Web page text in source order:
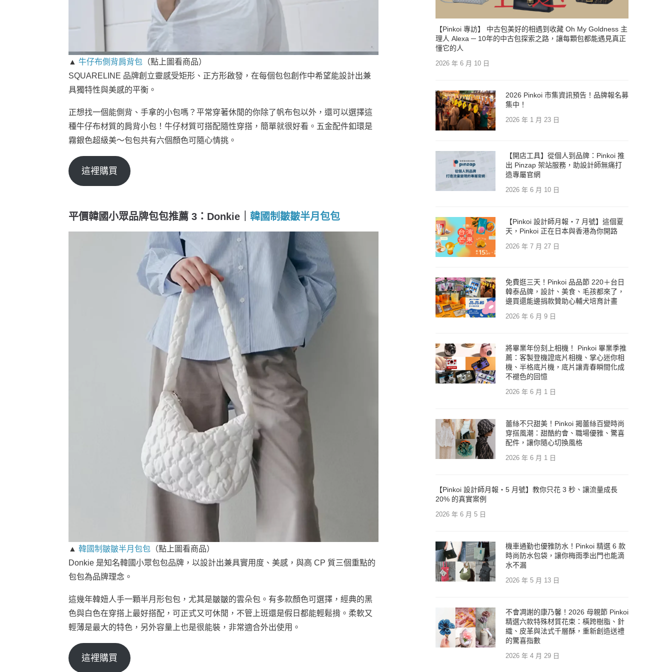
▲ 牛仔布側背肩背包 （點上圖看商品）
SQUARELINE 品牌創立靈感受矩形、正方形啟發，在每個包包創作中希望能設計出兼
具獨特性與美感的平衡。
正想找一個能側背、手拿的小包嗎？平常穿著休閒的你除了帆布包以外，還可以選擇這
種牛仔布材質的肩背小包！牛仔材質可搭配隨性穿搭，簡單就很好看。五金配件釦環是
霧銀色超級美～包包共有六個顏色可隨心情挑。
這裡購買
平價韓國小眾品牌包包推薦 3：Donkie｜ 韓國制皺皺半月包包
▲ 韓國制皺皺半月包包 （點上圖看商品）
Donkie 是知名韓國小眾包包品牌，以設計出兼具實用度、美感，與高 CP 質三個重點的
包包為品牌理念。
這幾年韓妞人手一顆半月形包包，尤其是皺皺的雲朵包。有多款顏色可選擇，經典的黑
色與白色在穿搭上最好搭配，可正式又可休閒，不管上班還是假日都能輕鬆揹。柔軟又
輕薄是最大的特色，另外容量上也是很能裝，非常適合外出使用。
這裡購買
【Pinkoi 專訪】 中古包美好的相遇到收藏 Oh My Goldness 主
理人 Alexa ─ 10年的中古包探索之路，讓每顆包都能遇見真正
懂它的人
2026 年 6 月 10 日
2026 Pinkoi 市集資訊預告！品牌報名募
集中！
2026 年 1 月 23 日
【開店工具】從個人到品牌：Pinkoi 推
出 Pinzap 架站服務，助設計師無痛打
造專屬官網
2026 年 6 月 10 日
【Pinkoi 設計師月報・7 月號】這個夏
天，Pinkoi 正在日本與香港為你開路
2026 年 7 月 27 日
免費逛三天！Pinkoi 品品節 220＋台日
韓泰品牌，設計、美食、毛孩都來了，
邊買還能邊捐款贊助心輔犬培育計畫
2026 年 6 月 9 日
將畢業年份刻上相機！ Pinkoi 畢業季推
薦：客製登機證底片相機、掌心迷你相
機、半格底片機，底片讓青春瞬間化成
不褪色的回憶
2026 年 6 月 1 日
蕾絲不只甜美！Pinkoi 揭蕾絲百變時尚
穿搭風潮：甜酷約會、職場優雅、驚喜
配件，讓你隨心切換風格
2026 年 6 月 1 日
【Pinkoi 設計師月報・5 月號】教你只花 3 秒、讓流量成長
20% 的真實案例
2026 年 6 月 5 日
機車通勤也優雅防水！Pinkoi 精選 6 款
時尚防水包袋，讓你梅雨季出門也能滴
水不漏
2026 年 5 月 13 日
不會凋謝的康乃馨！2026 母親節 Pinkoi
精選六款特殊材質花束：橫跨樹脂、針
織、皮革與法式千層酥，重新創造送禮
的驚喜指數
2026 年 4 月 29 日